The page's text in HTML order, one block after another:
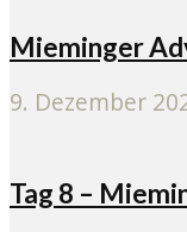
Mieminger
9. Dezember
Tag 8 –